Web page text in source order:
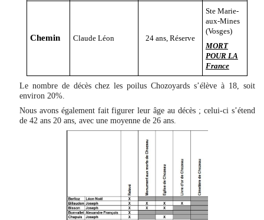
Chemin Claude Léon 24 ans, Réserve
Ste Marie-
aux-Mines
(Vosges)
MORT
POUR LA
France
Le nombre de décès chez les poilus Chozoyards s’élève à 18, soit
environ 20%.
Nous avons également fait figurer leur âge au décès ; celui-ci s’étend
de 42 ans 20 ans, avec une moyenne de 26 ans.